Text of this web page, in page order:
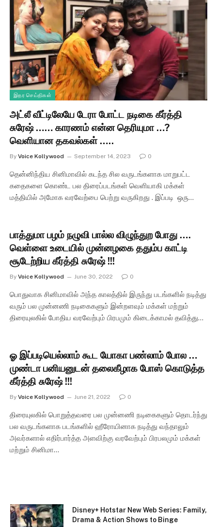
இதர செய்திகள்
அட்லீ வீட்டிலேயே டேரா போட்ட நடிகை கீர்த்தி
சுரேஷ் …… காரணம் என்ன தெரியுமா …?
வெளியான தகவல்கள் …..
By Voice Kollywood September 14, 2023 0
தென்னிந்திய சினிமாவில் கடந்த சில வருடங்களாக மாறுபட்ட
கதைகளை கொண்ட பல திரைப்படங்கள் வெளியாகி மக்கள்
மத்தியில் அமோக வரவேற்பை பெற்று வருகிறது . இப்படி ஒரு…
பாத்துமா பழம் நழுவி பால்ல விழுந்துற போது ….
வெள்ளை உடையில் முன்னழகை ததும்ப காட்டி
சூடேற்றிய கீர்த்தி சுரேஷ் !!!
By Voice Kollywood June 30, 2022 0
பொதுவாக சினிமாவில் அந்த காலத்தில் இருந்து படங்களில் நடித்து
வரும் பல முன்னணி நடிகைகளும் இன்றளவும் மக்கள் மற்றும்
திரையுலகில் போதிய வரவேற்பும் பிரபமும் கிடைக்காமல் தவித்து…
ஓ இப்படியெல்லாம் கூட யோகா பண்லாம் போல …
முண்டா பனியனுடன் தலைகீழாக போஸ் கொடுத்த
கீர்த்தி சுரேஷ் !!!
By Voice Kollywood June 21, 2022 0
திரையுலகில் பொறுத்தவரை பல முன்னணி நடிகைகளும் தொடர்ந்து
பல வருடங்களாக படங்களில் ஹீரோயினாக நடித்து வந்தாலும்
அவர்களால் எதிர்பார்த்த அளவிற்கு வரவேற்பும் பிரபலமும் மக்கள்
மற்றும் சினிமா…
Disney+ Hotstar New Web Series: Family,
Drama & Action Shows to Binge